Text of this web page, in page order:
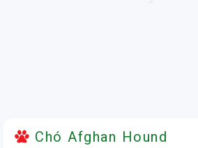
Chó Afghan Hound